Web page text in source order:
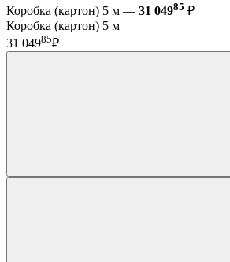
Коробка (картон) 5 м — 31 04985 ₽
Коробка (картон) 5 м
31 04985₽